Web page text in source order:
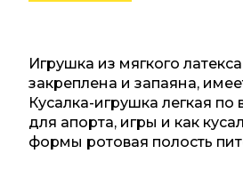
Игрушка из мягкого
закреплена и запаяна,
Кусалка-игрушка легкая
для апорта, игры и как
формы ротовая полость